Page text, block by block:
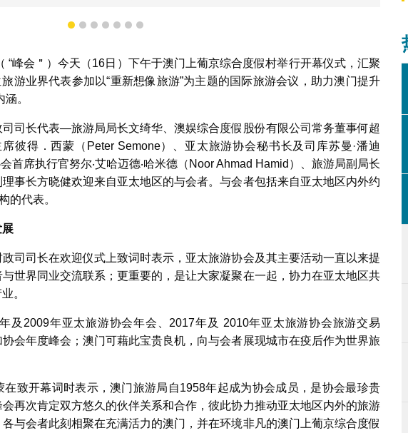
1 2 3 4 5 6 7
“峰会＂）今天（16日）下午于澳门上葡京综合度假村举行开幕仪式，汇聚
游业界代表参加以“重新想像旅游”为主题的国际旅游会议，助力澳门提升
。
司长代表—旅游局局长文绮华、澳娱综合度假股份有限公司常务董事何超
彼得．西蒙（Peter Semone）、亚太旅游协会秘书长及司库苏曼·潘迪
首席执行官努尔‧艾哈迈德‧哈米德（Noor Ahmad Hamid）、旅游局副局长
事长方晓健欢迎来自亚太地区的与会者。与会者包括来自亚太地区内外约
的代表。
展
司司长在欢迎仪式上致词时表示，亚太旅游协会及其主要活动一直以来提
世界同业交流联系；更重要的，是让大家凝聚在一起，协力在亚太地区共
。
及2009年亚太旅游协会年会、2017年及 2010年亚太旅游协会旅游交易
会年度峰会；澳门可藉此宝贵良机，向与会者展现城市在疫后作为世界旅
在致开幕词时表示，澳门旅游局自1958年起成为协会成员，是协会最珍贵
再次肯定双方悠久的伙伴关系和合作，彼此协力推动亚太地区内外的旅游
与会者此刻相聚在充满活力的澳门，并在环境非凡的澳门上葡京综合度假